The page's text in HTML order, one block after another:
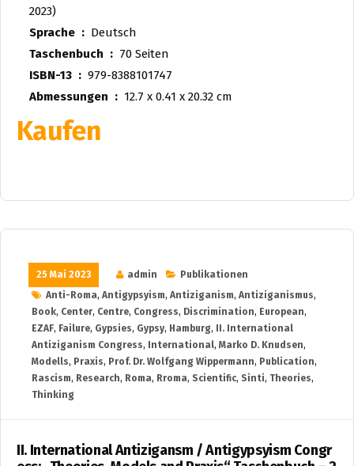
2023)
Sprache ‏ : ‎ Deutsch
Taschenbuch ‏ : ‎ 70 Seiten
ISBN-13 ‏ : ‎ 979-8388101747
Abmessungen ‏ : ‎ 12.7 x 0.41 x 20.32 cm
Kaufen
25 Mai 2023 admin
Publikationen
Anti-Roma, Antigypsyism, Antiziganism, Antiziganismus,
Book, Center, Centre, Congress, Discrimination, European,
EZAF, Failure, Gypsies, Gypsy, Hamburg,
II. International
Antiziganism Congress, International, Marko D. Knudsen,
Modells, Praxis, Prof. Dr. Wolfgang Wippermann, Publication,
Rascism, Research, Roma, Rroma, Scientific, Sinti, Theories,
Thinking
II. International Antizigansm / Antigypsyism Congr